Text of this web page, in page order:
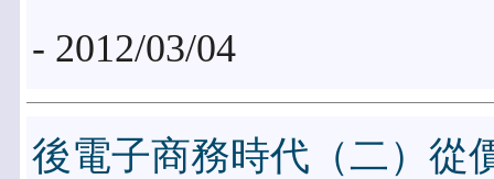
- 2012/03/04
後電子商務時代（二）從